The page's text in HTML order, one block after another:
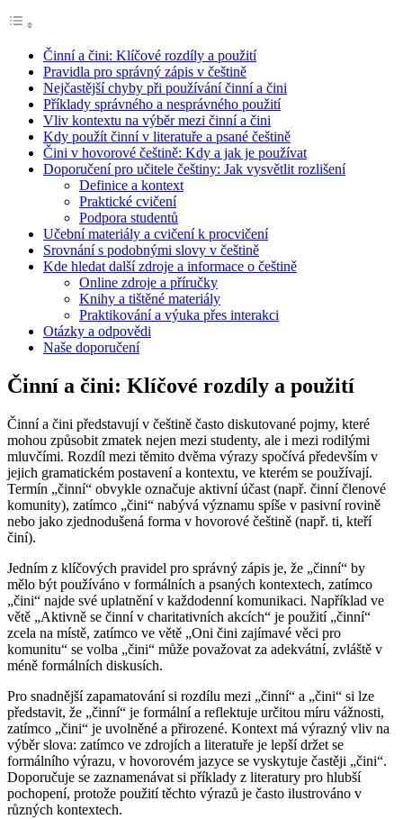
Činní a čini: Klíčové rozdíly a použití
Pravidla pro správný zápis v češtině
Nejčastější chyby při používání činní a čini
Příklady správného a nesprávného použití
Vliv kontextu na výběr mezi činní a čini
Kdy použít činní v literatuře a psané češtině
Čini v hovorové češtině: Kdy a jak je používat
Doporučení pro učitele češtiny: Jak vysvětlit rozlišení
Definice a kontext
Praktické cvičení
Podpora studentů
Učební materiály a cvičení k procvičení
Srovnání s podobnými slovy v češtině
Kde hledat další zdroje a informace o češtině
Online zdroje a příručky
Knihy a tištěné materiály
Praktikování a výuka přes interakci
Otázky a odpovědi
Naše doporučení
Činní a čini: Klíčové rozdíly a použití
Činní a čini představují v češtině často diskutované pojmy, které
mohou způsobit zmatek nejen mezi studenty, ale i mezi rodilými
mluvčími. Rozdíl mezi těmito dvěma výrazy spočívá především v
jejich gramatickém postavení a kontextu, ve kterém se používají.
Termín „činní“ obvykle označuje aktivní účast (např. činní členové
komunity), zatímco „čini“ nabývá významu spíše v pasivní rovině
nebo jako zjednodušená forma v hovorové češtině (např. ti, kteří
činí).
Jedním z klíčových pravidel pro správný zápis je, že „činní“ by
mělo být používáno v formálních a psaných kontextech, zatímco
„čini“ najde své uplatnění v každodenní komunikaci. Například ve
větě „Aktivně se činní v charitativních akcích“ je použití „činní“
zcela na místě, zatímco ve větě „Oni čini zajímavé věci pro
komunitu“ se volba „čini“ může považovat za adekvátní, zvláště v
méně formálních diskusích.
Pro snadnější zapamatování si rozdílu mezi „činní“ a „čini“ si lze
představit, že „činní“ je formální a reflektuje určitou míru vážnosti,
zatímco „čini“ je uvolněné a přirozené. Kontext má výrazný vliv na
výběr slova: zatímco ve zdrojích a literatuře je lepší držet se
formálního výrazu, v hovorovém jazyce se vyskytuje častěji „čini“.
Doporučuje se zaznamenávat si příklady z literatury pro hlubší
pochopení, protože použití těchto výrazů je často ilustrováno v
různých kontextech.